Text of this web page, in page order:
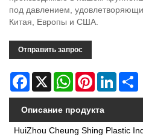
под давлением,
Китая, Европы и США.
Отправить запрос
Facebook
X WhatsAppPinterest
Описание продукта
HuiZhou Cheung Shing Plastic